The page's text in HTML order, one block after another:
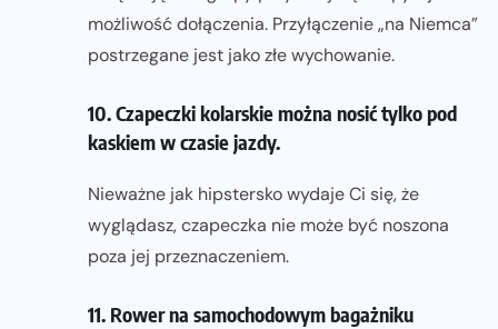
możliwość dołączenia. Przyłączenie „na Niemca”
postrzegane jest jako złe wychowanie.
10. Czapeczki kolarskie można nosić tylko pod
kaskiem w czasie jazdy.
Nieważne jak hipstersko wydaje Ci się, że
wyglądasz, czapeczka nie może być noszona
poza jej przeznaczeniem.
11. Rower na samochodowym bagażniku